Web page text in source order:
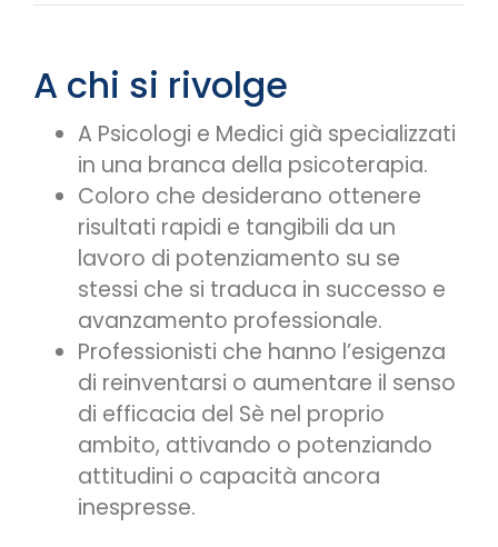
A chi si rivolge
A Psicologi e Medici già specializzati
in una branca della psicoterapia.
Coloro che desiderano ottenere
risultati rapidi e tangibili da un
lavoro di potenziamento su se
stessi che si traduca in successo e
avanzamento professionale.
Professionisti che hanno l’esigenza
di reinventarsi o aumentare il senso
di efficacia del Sè nel proprio
ambito, attivando o potenziando
attitudini o capacità ancora
inespresse.